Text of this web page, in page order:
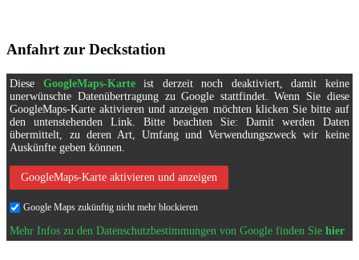
Anfahrt zur Deckstation
Diese GoogleMaps-Karteist derzeit noch deaktiviert, damit keine
unerwünschte Datenübertragung zu Google stattfindet. Wenn Sie diese
GoogleMaps-Karte aktivieren und anzeigen möchten klicken Sie bitte auf
den untenstehenden Link. Bitte beachten Sie: Damit werden Daten
übermittelt, zu deren Art, Umfang und Verwendungszweck wir keine
Auskünfte geben können.
GoogleMaps-Karte aktivieren und anzeigen
Google Maps zukünftig nicht mehr blockieren
Mehr Infos zu den Datenschutzbestimmungen von Google finden Siehier